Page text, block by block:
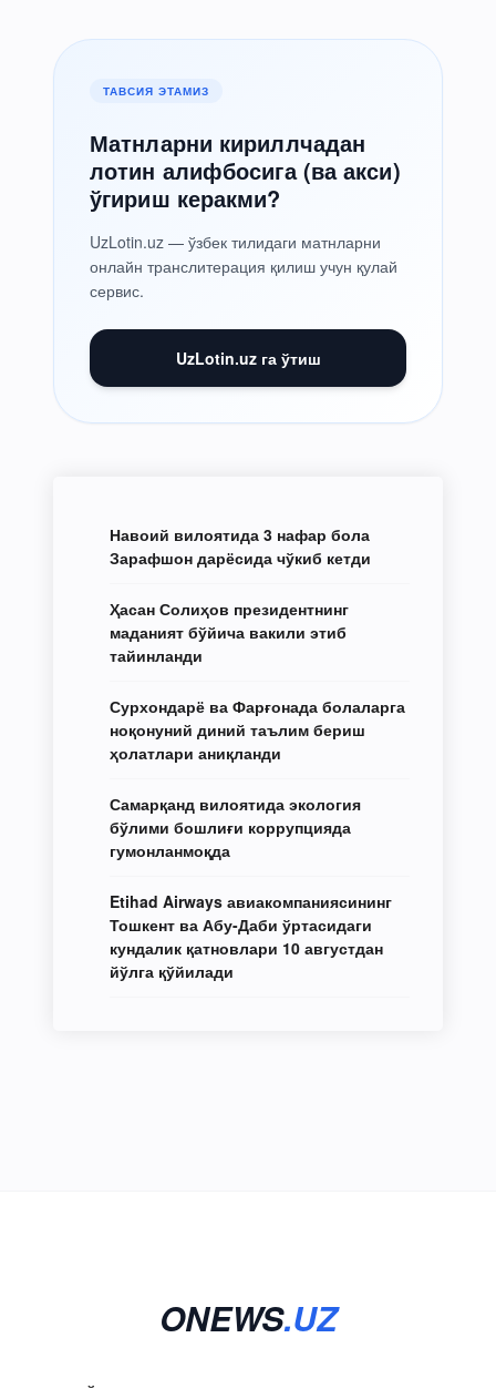
ТАВСИЯ ЭТАМИЗ
Матнларни кириллчадан
лотин алифбосига (ва акси)
ўгириш керакми?
UzLotin.uz — ўзбек тилидаги матнларни
онлайн транслитерация қилиш учун қулай
сервис.
UzLotin.uz га ўтиш
Навоий вилоятида 3 нафар бола
Зарафшон дарёсида чўкиб кетди
Ҳасан Солиҳов президентнинг
маданият бўйича вакили этиб
тайинланди
Сурхондарё ва Фарғонада болаларга
ноқонуний диний таълим бериш
ҳолатлари аниқланди
Самарқанд вилоятида экология
бўлими бошлиғи коррупцияда
гумонланмоқда
Etihad Airways авиакомпаниясининг
Тошкент ва Абу-Даби ўртасидаги
кундалик қатновлари 10 августдан
йўлга қўйилади
ONEWS.UZ